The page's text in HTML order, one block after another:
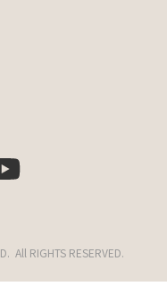
All RIGHTS RESERVED.